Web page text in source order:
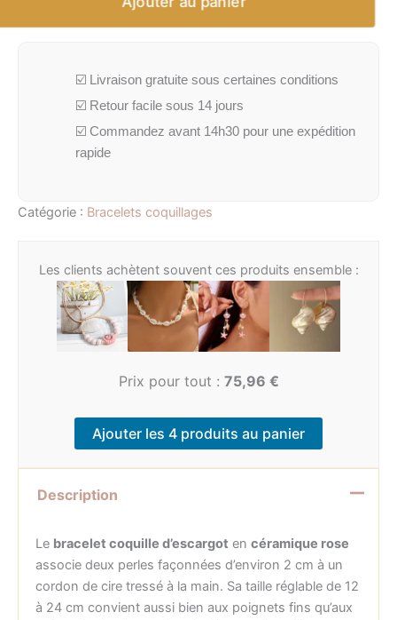
☑️ Livraison gratuite sous certaines conditions
☑️ Retour facile sous 14 jours
☑️ Commandez avant 14h30 pour une expédition
rapide
Catégorie : Bracelets coquillages
Les clients achètent souvent ces produits ensemble :
Prix pour tout : 75,96 €
Ajouter les 4 produits au panier
Description
Le bracelet coquille d’escargot en céramique rose
associe deux perles façonnées d’environ 2 cm à un
cordon de cire tressé à la main. Sa taille réglable de 12
à 24 cm convient aussi bien aux poignets fins qu’aux